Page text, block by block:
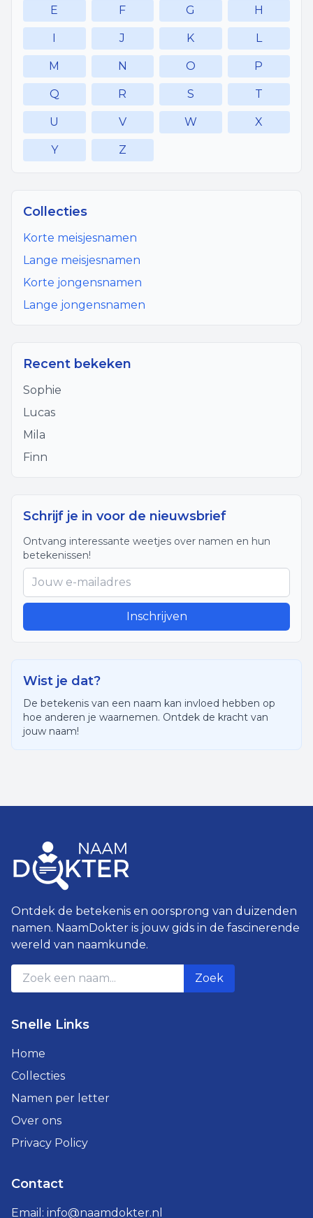
E F G H
I J K L
M N O P
Q R S T
U V W X
Y Z
Collecties
Korte meisjesnamen
Lange meisjesnamen
Korte jongensnamen
Lange jongensnamen
Recent bekeken
Sophie
Lucas
Mila
Finn
Schrijf je in voor de nieuwsbrief
Ontvang interessante weetjes over namen en hun
betekenissen!
Inschrijven
Wist je dat?
De betekenis van een naam kan invloed hebben op
hoe anderen je waarnemen. Ontdek de kracht van
jouw naam!
Ontdek de betekenis en oorsprong van duizenden
namen. NaamDokter is jouw gids in de fascinerende
wereld van naamkunde.
Zoek
Snelle Links
Home
Collecties
Namen per letter
Over ons
Privacy Policy
Contact
Email: info@naamdokter.nl